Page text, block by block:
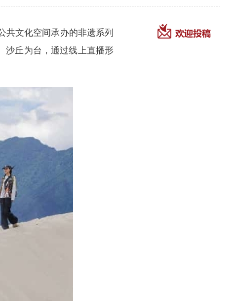
共文化空间承办的非遗系列
沙丘为台，通过线上直播形